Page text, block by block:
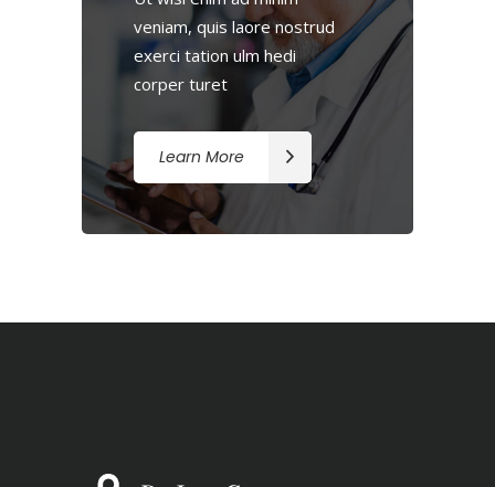
veniam, quis laore nostrud
exerci tation ulm hedi
corper turet
Learn More